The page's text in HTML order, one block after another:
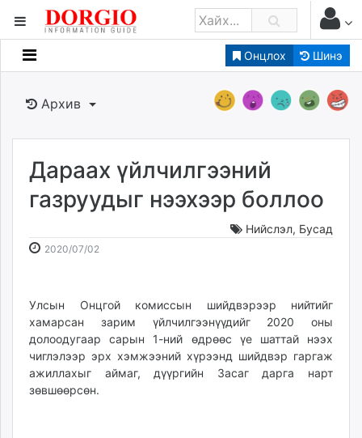
Онцлох Шинэ
Мэдээллийн
Банк санхүү
Бизнес ААН
Төрийн
Нийслэлийн
Gogo.mn
Baabar.mn
tovch.mn
ikon.mn
mnb.mn
Архив
Дараах үйлчилгээний
газруудыг нээхээр боллоо
Нийслэл, Бусад
2020/07/02
11:20:48
14:02:29
Улсын Онцгой комиссын шийдвэрээр нийтийг
хамарсан зарим үйлчилгээнүүдийг 2020 оны
долоодугаар сарын 1-ний өдрөөс үе шаттай нээх
чиглэлээр эрх хэмжээний хүрээнд шийдвэр гаргаж
ажиллахыг аймаг, дүүргийн Засаг дарга нарт
зөвшөөрсөн.